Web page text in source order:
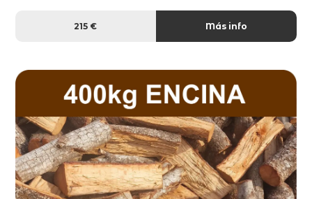
215 € Más info